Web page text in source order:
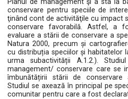
Planul de management şi a sta la
conservare pentru speciile de
ţinând cont de activităţile cu impact
conservare favorabilă. Astfel, a
evaluare a stării de conservare a
Natura 2000, precum și
cu distribuția speciilor și habitatelor
urma subactivității A.1.2.).
management/ conservare care se
îmbunătățirii stării de
Studiul se axează în principal pe
comunitar pentru care a fost